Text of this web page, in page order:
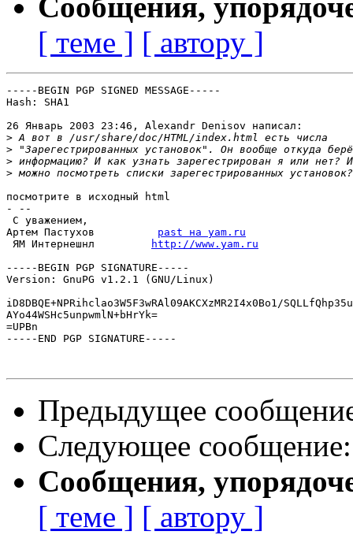
Сообщения,
[ теме ] [ автору ]
-----BEGIN PGP SIGNED MESSAGE-----
Hash: SHA1
26 Январь 2003 23:46, Alexandr Denisov написал:
>
>
>
>
посмотрите в исходный html
- --
С уважением,
Артем Пастухов past на yam.ru
ЯМ Интернешнл
http://www.yam.ru
-----BEGIN PGP SIGNATURE-----
Version: GnuPG v1.2.1 (GNU/Linux)
iD8DBQE+NPRihclao3W5F3wRAl09AKCXzMR2I4x0Bo1/
AYo44WSHc5unpwmlN+bHrYk=
=UPBn
-----END PGP SIGNATURE-----
Предыдущее
Следующее
Сообщения,
[ теме ] [ автору ]